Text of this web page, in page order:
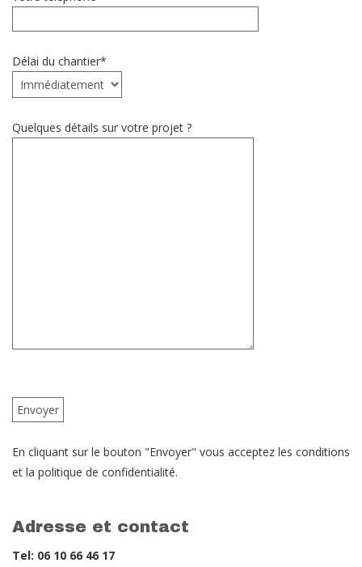
Délai du chantier*
Quelques détails sur votre projet ?
En cliquant sur le bouton "Envoyer" vous acceptez les conditions
et la politique de confidentialité.
Adresse et contact
Tel: 06 10 66 46 17